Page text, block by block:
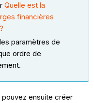
Quelle est la
financières
paramètres de
ordre de
ensuite créer